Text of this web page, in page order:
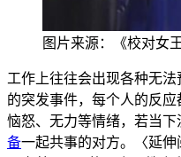
图片来源：《校对女
工作上往往会出现各种无
的突发事件，每个人的反应
恼怒、无力等情绪，若当下
备一起共事的对方。〈延伸